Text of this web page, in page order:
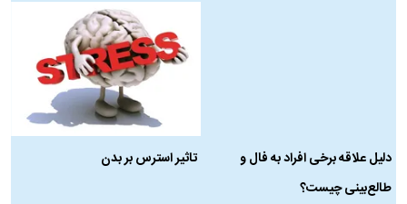
دلیل علاقه برخی افراد به فال و
طالع‌بینی چیست؟
تاثیر استرس بر بدن